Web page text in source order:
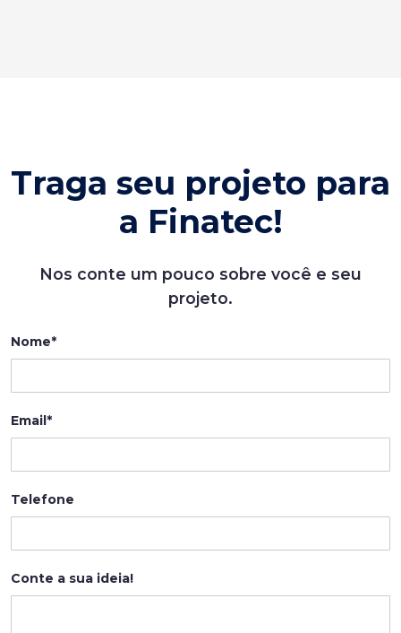
Traga seu projeto para
a Finatec!
Nos conte um pouco sobre você e seu
projeto.
Nome*
Email*
Telefone
Conte a sua ideia!